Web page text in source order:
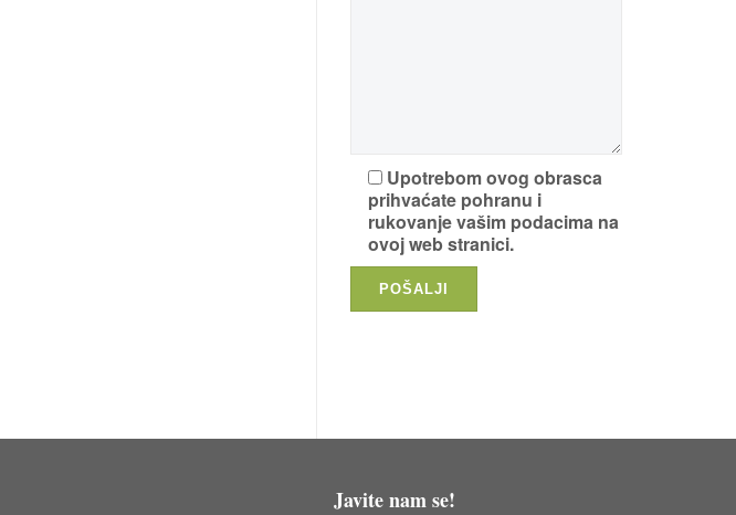
Upotrebom ovog obrasca
prihvaćate pohranu i
rukovanje vašim podacima na
ovoj web stranici.
Javite nam se!